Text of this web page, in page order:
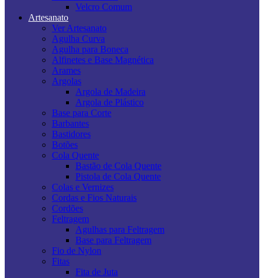
Velcro Comum
Artesanato
Ver Artesanato
Agulha Curva
Agulha para Boneca
Alfinetes e Base Magnética
Arames
Argolas
Argola de Madeira
Argola de Plástico
Base para Corte
Barbantes
Bastidores
Botões
Cola Quente
Bastão de Cola Quente
Pistola de Cola Quente
Colas e Vernizes
Cordas e Fios Naturais
Cordões
Feltragem
Agulhas para Feltragem
Base para Feltragem
Fio de Nylon
Fitas
Fita de Juta